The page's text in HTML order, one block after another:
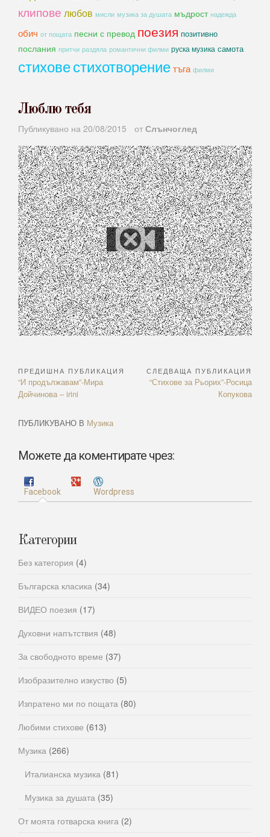
клипове любов мисли музика за душата мъдрост надежда
обич от пощата песни с превод поезия позитивно
послания притчи раздяла романтични филми руска музика самота
стиховестихотворениетъга филми
Люблю тебя
Публикувано на 20/08/2015 от Слънчоглед
Навигация
ПРЕДИШНА ПУБЛИКАЦИЯ
Previous
Article:
“И продължавам”-Мира
Дойчинова – irini
СЛЕДВАЩА ПУБЛИКАЦИЯ
Next
“Стихове за Рьорих”-Росица
Копукова
ПУБЛИКУВАНО В Музика
Можете да коментирате чрез:
Facebook Wordpress
Категории
Без категория (4)
Българска класика (34)
ВИДЕО поезия (17)
Духовни напътствия (48)
За свободното време (37)
Изобразително изкуство (5)
Изпратено ми по пощата (80)
Любими стихове (613)
Музика (266)
Италианска музика (81)
Музика за душата (35)
От моята готварска книга (2)